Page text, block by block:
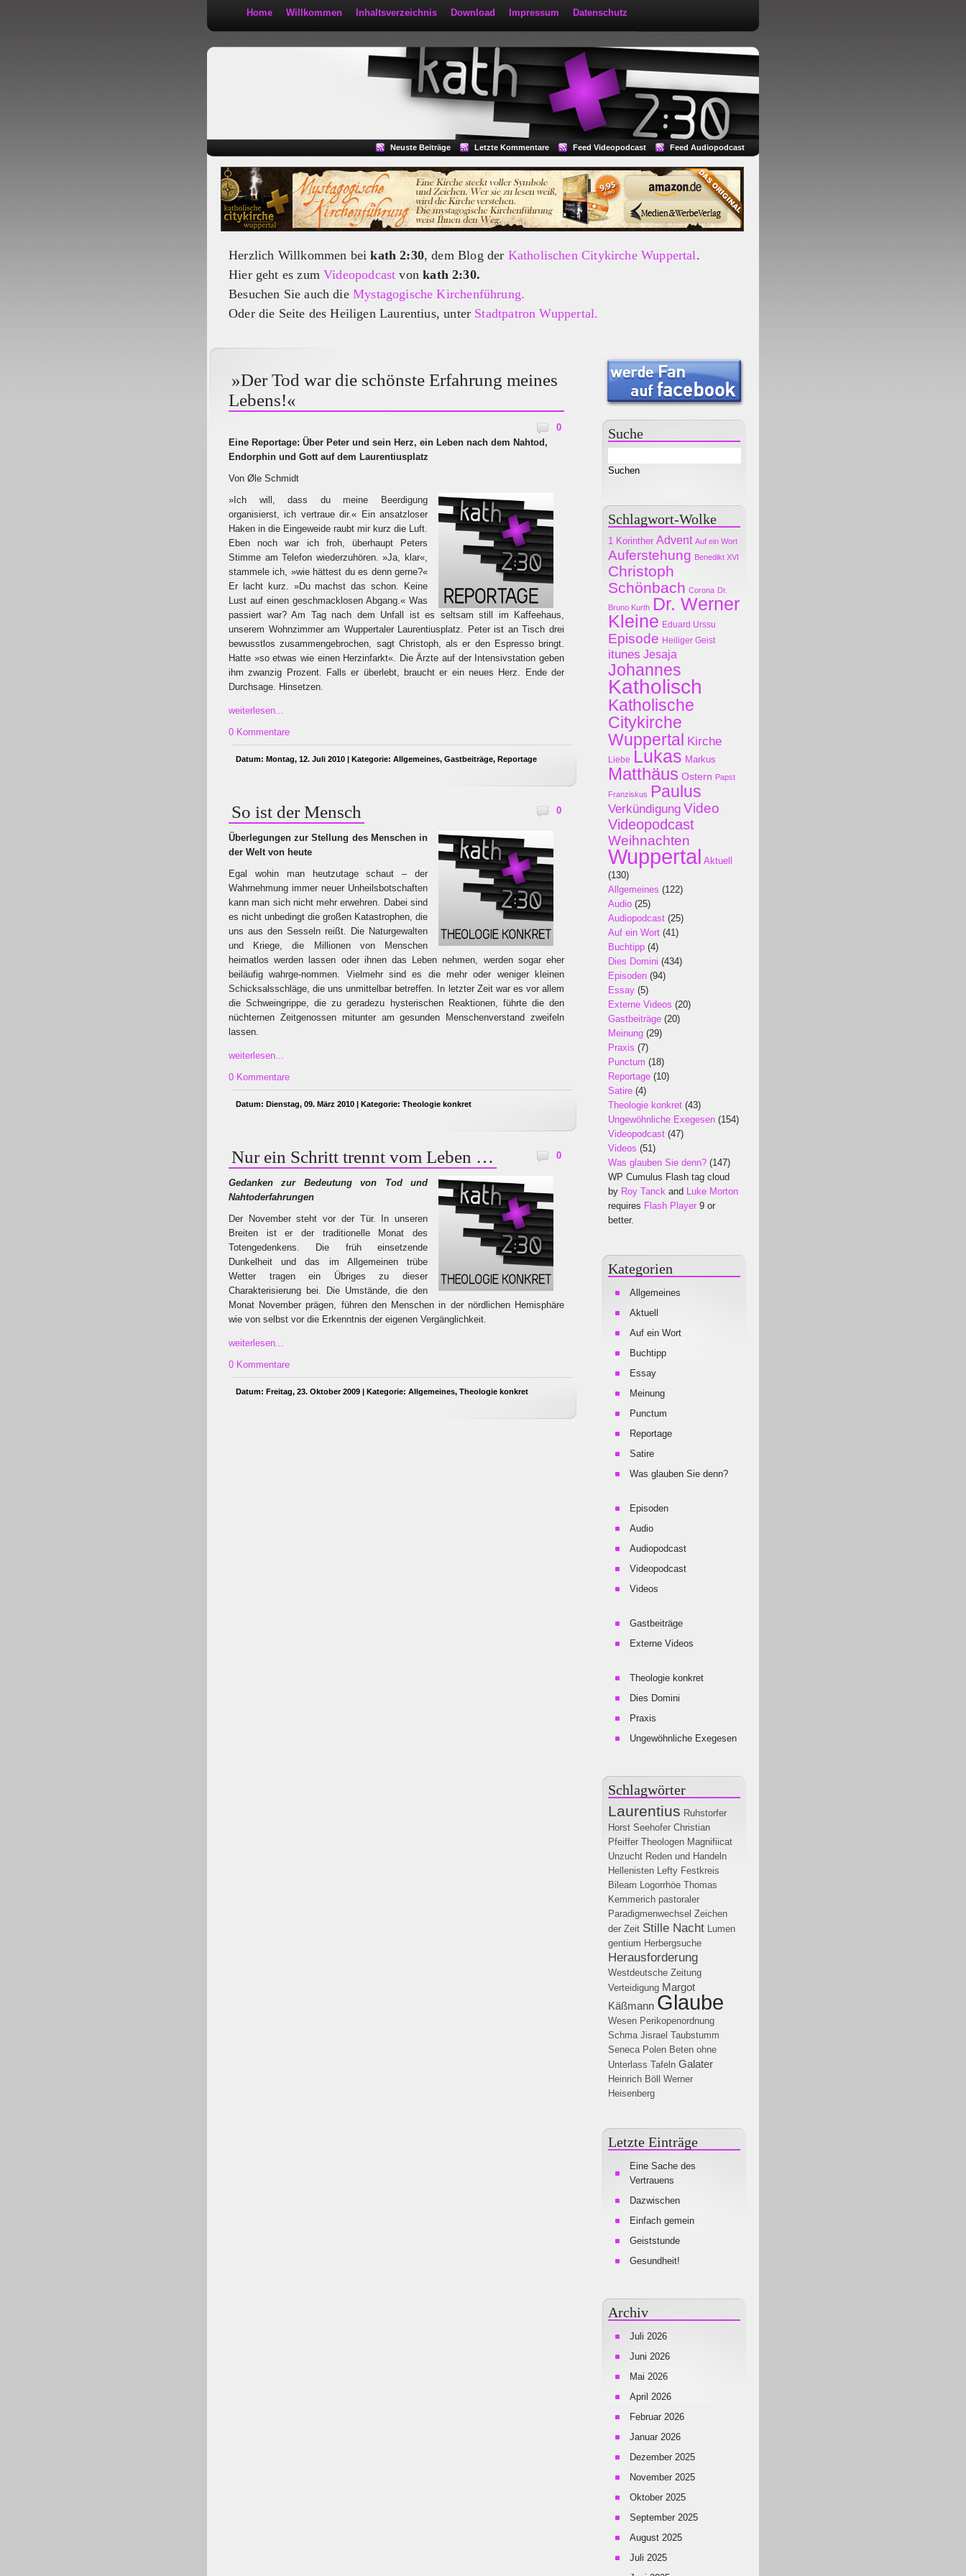
Home Willkommen Inhaltsverzeichnis Download Impressum Datenschutz
Neuste Beiträge Letzte Kommentare Feed Videopodcast Feed Audiopodcast
Herzlich Willkommen beikath 2:30, dem Blog der Katholischen Citykirche Wuppertal.
Hier geht es zumVideopodcast vonkath 2:30.
Besuchen Sie auch die Mystagogische Kirchenführung.
Oder die Seite des Heiligen Laurentius, unter Stadtpatron Wuppertal.
»Der Tod war die schönste Erfahrung meines
Lebens!«
0
Eine Reportage: Über Peter und sein Herz, ein Leben nach dem Nahtod,
Endorphin und Gott auf dem Laurentiusplatz
Von Øle Schmidt
»Ich will, dass du meine Beerdigung
organisierst, ich vertraue dir.« Ein ansatzloser
Haken in die Eingeweide raubt mir kurz die Luft.
Eben noch war ich froh, überhaupt Peters
Stimme am Telefon wiederzuhören. »Ja, klar«,
stammele ich, »wie hättest du es denn gerne?«
Er lacht kurz. »Du machst das schon. Keine
Lust auf einen geschmacklosen Abgang.« Was
passiert war? Am Tag nach dem Unfall ist es seltsam still im Kaffeehaus,
unserem Wohnzimmer am Wuppertaler Laurentiusplatz. Peter ist an Tisch drei
bewusstlos zusammengebrochen, sagt Christoph, als er den Espresso bringt.
Hatte »so etwas wie einen Herzinfarkt«. Die Ärzte auf der Intensivstation geben
ihm zwanzig Prozent. Falls er überlebt, braucht er ein neues Herz. Ende der
Durchsage. Hinsetzen.
weiterlesen...
0 Kommentare
Datum: Montag, 12. Juli 2010 | Kategorie: Allgemeines, Gastbeiträge, Reportage
So ist der Mensch 0
Überlegungen zur Stellung des Menschen in
der Welt von heute
Egal wohin man heutzutage schaut – der
Wahrnehmung immer neuer Unheilsbotschaften
kann man sich nicht mehr erwehren. Dabei sind
es nicht unbedingt die großen Katastrophen, die
uns aus den Sesseln reißt. Die Naturgewalten
und Kriege, die Millionen von Menschen
heimatlos werden lassen oder ihnen das Leben nehmen, werden sogar eher
beiläufig wahrge-nommen. Vielmehr sind es die mehr oder weniger kleinen
Schicksalsschläge, die uns unmittelbar betreffen. In letzter Zeit war es vor allem
die Schweingrippe, die zu geradezu hysterischen Reaktionen, führte die den
nüchternen Zeitgenossen mitunter am gesunden Menschenverstand zweifeln
lassen.
weiterlesen...
0 Kommentare
Datum: Dienstag, 09. März 2010 | Kategorie: Theologie konkret
Nur ein Schritt trennt vom Leben … 0
Gedanken zur Bedeutung von Tod und
Nahtoderfahrungen
Der November steht vor der Tür. In unseren
Breiten ist er der traditionelle Monat des
Totengedenkens. Die früh einsetzende
Dunkelheit und das im Allgemeinen trübe
Wetter tragen ein Übriges zu dieser
Charakterisierung bei. Die Umstände, die den
Monat November prägen, führen den Menschen in der nördlichen Hemisphäre
wie von selbst vor die Erkenntnis der eigenen Vergänglichkeit.
weiterlesen...
0 Kommentare
Datum: Freitag, 23. Oktober 2009 | Kategorie: Allgemeines, Theologie konkret
Suche
Schlagwort-Wolke
1 Korinther Advent Auf ein Wort
Auferstehung Benedikt XVI
Christoph
Schönbach Corona Dr.
Bruno Kurth Dr. Werner
Kleine Eduard Urssu
Episode Heiliger Geist
itunes Jesaja
Johannes
Katholisch
Katholische
Citykirche
Wuppertal Kirche
Liebe Lukas Markus
Matthäus Ostern Papst
Franziskus Paulus
Verkündigung Video
Videopodcast
Weihnachten
Wuppertal Aktuell
(130)
Allgemeines (122)
Audio (25)
Audiopodcast (25)
Auf ein Wort (41)
Buchtipp (4)
Dies Domini (434)
Episoden (94)
Essay (5)
Externe Videos (20)
Gastbeiträge (20)
Meinung (29)
Praxis (7)
Punctum (18)
Reportage (10)
Satire (4)
Theologie konkret (43)
Ungewöhnliche Exegesen (154)
Videopodcast (47)
Videos (51)
Was glauben Sie denn? (147)
WP Cumulus Flash tag cloud
by Roy Tanck and Luke Morton
requires Flash Player 9 or
better.
Kategorien
Allgemeines
Aktuell
Auf ein Wort
Buchtipp
Essay
Meinung
Punctum
Reportage
Satire
Was glauben Sie denn?
Episoden
Audio
Audiopodcast
Videopodcast
Videos
Gastbeiträge
Externe Videos
Theologie konkret
Dies Domini
Praxis
Ungewöhnliche Exegesen
Schlagwörter
Laurentius Ruhstorfer
Horst Seehofer Christian
Pfeiffer Theologen Magnifiicat
Unzucht Reden und Handeln
Hellenisten Lefty Festkreis
Bileam Logorrhöe Thomas
Kemmerich pastoraler
Paradigmenwechsel Zeichen
der Zeit Stille Nacht Lumen
gentium Herbergsuche
Herausforderung
Westdeutsche Zeitung
Verteidigung Margot
Käßmann Glaube
Wesen Perikopenordnung
Schma Jisrael Taubstumm
Seneca Polen Beten ohne
Unterlass Tafeln Galater
Heinrich Böll
Werner
Heisenberg
Letzte Einträge
Eine Sache des
Vertrauens
Dazwischen
Einfach gemein
Geiststunde
Gesundheit!
Archiv
Juli 2026
Juni 2026
Mai 2026
April 2026
Februar 2026
Januar 2026
Dezember 2025
November 2025
Oktober 2025
September 2025
August 2025
Juli 2025